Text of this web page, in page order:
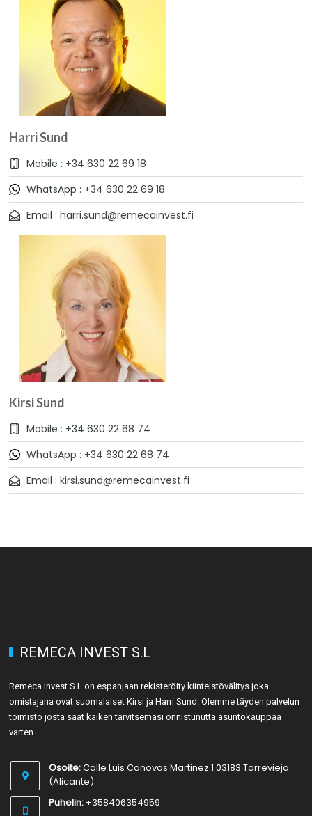
Harri Sund
Mobile : +34 630 22 69 18
WhatsApp : +34 630 22 69 18
Email : harri.sund@remecainvest.fi
Kirsi Sund
Mobile : +34 630 22 68 74
WhatsApp : +34 630 22 68 74
Email : kirsi.sund@remecainvest.fi
REMECA INVEST S.L
Remeca Invest S.L on espanjaan rekisteröity kiinteistövälitys joka
omistajana ovat suomalaiset Kirsi ja Harri Sund. Olemme täyden palvelun
toimisto josta saat kaiken tarvitsemasi onnistunutta asuntokauppaa
varten.
Osoite:Calle Luis Canovas Martinez 1 03183 Torrevieja
(Alicante)
Puhelin: +358406354959